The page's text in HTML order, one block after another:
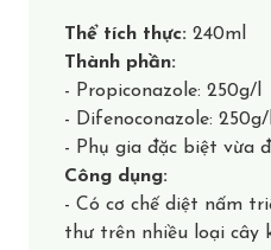
Thể tích thực: 240ml
Thành phần:
- Propiconazole: 250g/l
- Difenoconazole: 250g/l
- Phụ gia đặc biệt vừa
Công dụng:
- Có cơ chế diệt nấm
thư trên nhiều loại cây